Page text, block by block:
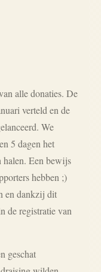
alle donaties. De
verteld en de
We
5 dagen het
halen. Een bewijs
hebben ;)
en dankzij dit
de registratie van
geschat